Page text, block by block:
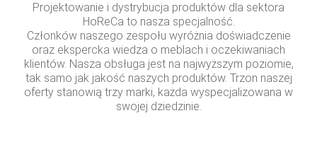
Projektowanie i dystrybucja produktów dla sektora
HoReCa to nasza specjalność.
Członków naszego zespołu wyróżnia doświadczenie
oraz ekspercka wiedza o meblach i oczekiwaniach
klientów. Nasza obsługa jest na najwyższym poziomie,
tak samo jak jakość naszych produktów. Trzon naszej
oferty stanowią trzy marki, każda wyspecjalizowana w
swojej dziedzinie.